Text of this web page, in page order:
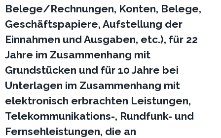
Belege/Rechnungen, Konten, Belege,
Geschäftspapiere, Aufstellung der
Einnahmen und Ausgaben, etc.), für 22
Jahre im Zusammenhang mit
Grundstücken und für 10 Jahre bei
Unterlagen im Zusammenhang mit
elektronisch erbrachten Leistungen,
Telekommunikations-, Rundfunk- und
Fernsehleistungen, die an